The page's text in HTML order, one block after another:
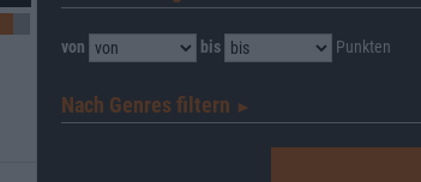
von bis Punkten
Nach Genres filtern ►︎